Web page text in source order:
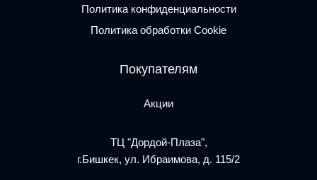
Политика конфиденциальности
Политика обработки Cookie
Покупателям
Акции
ТЦ "Дордой-Плаза",
г.Бишкек, ул. Ибраимова, д. 115/2